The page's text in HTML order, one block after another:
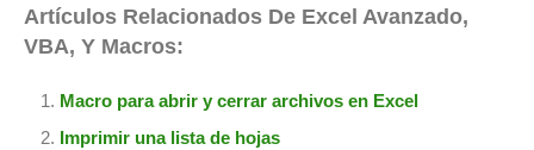
Artículos Relacionados De Excel Avanzado,
VBA, Y Macros:
Macro para abrir y cerrar archivos en Excel
Imprimir una lista de hojas